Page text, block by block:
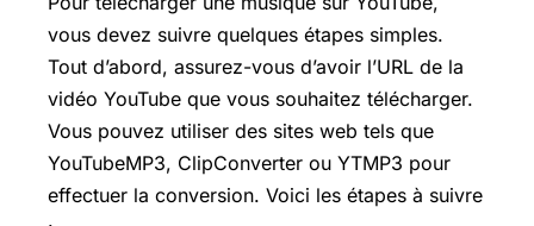
vous devez suivre quelques étapes simples.
Tout d’abord, assurez-vous d’avoir l’URL de la
vidéo YouTube que vous souhaitez télécharger.
Vous pouvez utiliser des sites web tels que
YouTubeMP3, ClipConverter ou YTMP3 pour
effectuer la conversion. Voici les étapes à suivre